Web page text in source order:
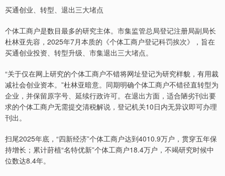
买通创业、转型、退出三大堵点
个体工商户是数目最多的研究主体。市集监管总局登记注册局副局长
杜林亚先容，2025年7月本质的《个体工商户登记科罚挨次》，旨在
买通创业投资、转型升级、市集退出三大堵点。
“关于仅在网上研究的个体工商户不错将网址登记为研究样貌，有用裁
减社会创业资本。”杜林亚暗意。同期明确个体工商户不错径直转型为
企业，并保留原字号、延续行政许可。在退出方面，适合陋劣刊出要
求的个体工商户无需提交清税解说，登记机关10日内无异议即可办理
刊出。
扫尾2025年底，“四新经济”个体工商户达到4010.9万户，贯穿五年保
持增长；累计莳植“名特优新”个体工商户18.4万户，不竭研究时候中
位数达8.4年。